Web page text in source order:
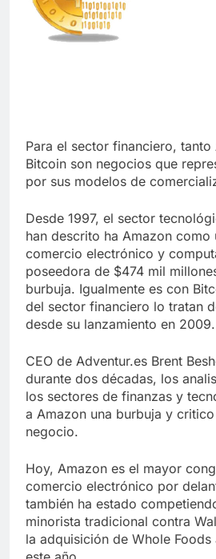
Para el sector financiero,
Bitcoin son negocios que
por sus modelos de
Desde 1997, el sector
han descrito ha Amazon como
comercio electrónico y
poseedora de $474 mil
burbuja. Igualmente es con
del sector financiero lo tratan
desde su lanzamiento en 2009.
CEO de Adventur.es Brent
durante dos décadas, los
los sectores de finanzas y
a Amazon una burbuja y
negocio.
Hoy, Amazon es el mayor
comercio electrónico por
también ha estado
minorista tradicional contra
la adquisición de Whole